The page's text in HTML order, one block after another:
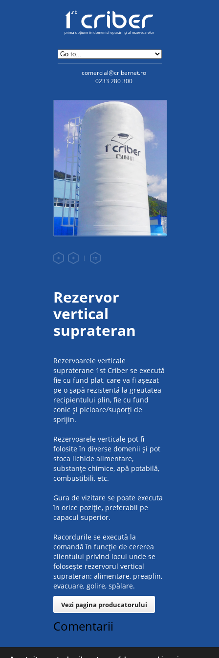
comercial@cribernet.ro
0233 280 300
Rezervor
vertical
suprateran
Rezervoarele verticale
supraterane 1st Criber se execută
fie cu fund plat, care va fi așezat
pe o şapă rezistentă la greutatea
recipientului plin, fie cu fund
conic și picioare/suporți de
sprijin.
Rezervoarele verticale pot fi
folosite în diverse domenii și pot
stoca lichide alimentare,
substanțe chimice, apă potabilă,
combustibili, etc.
Gura de vizitare se poate executa
în orice poziție, preferabil pe
capacul superior.
Racordurile se execută la
comandă în funcție de cererea
clientului privind locul unde se
folosește rezervorul vertical
suprateran: alimentare, preaplin,
evacuare, golire, spălare.
Vezi pagina producatorului
Comentarii